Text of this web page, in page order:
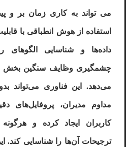
می ‌تواند به کاری زمان ‌بر و
استفاده از هوش انطباقی با
داده‌ها و شناسایی الگوهای
چشمگیری وظایف سنگین بخش
می‌دهد. این فناوری می‌تواند
مداوم مدیران، پروفایل‌های
کاربران ایجاد کرده و هرگونه
ترجیحات آن‌ها را شناسایی کند.